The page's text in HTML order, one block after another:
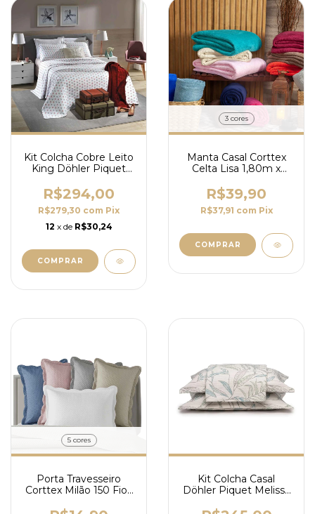
Kit Colcha Cobre Leito
King Döhler Piquet
R$294,00
R$279,30 com Pix
12 x de R$30,24
3 cores
Manta Casal Corttex
Celta Lisa 1,80m x
Toque de Pelúcia
R$39,90
R$37,91 com Pix
COMPRAR
5 cores
Porta Travesseiro
Corttex Milão 150 Fios
Kit Colcha Casal
Döhler Piquet Melissa